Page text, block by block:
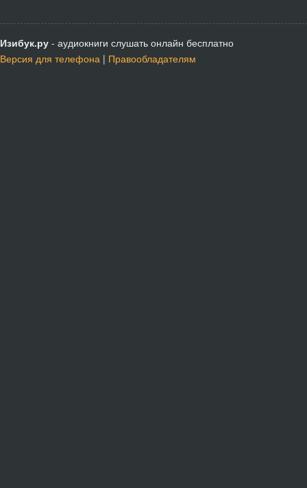
Изибук.ру - аудиокниги слушать онлайн бесплатно
Версия для телефона | Правообладателям